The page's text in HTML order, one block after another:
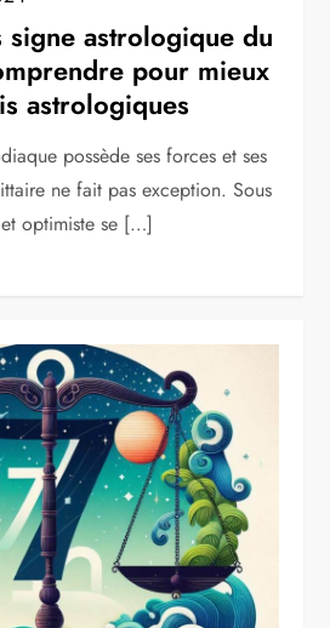
signe astrologique du
pour mieux
astrologiques
possède ses forces et ses
ne fait pas exception. Sous
optimiste se […]